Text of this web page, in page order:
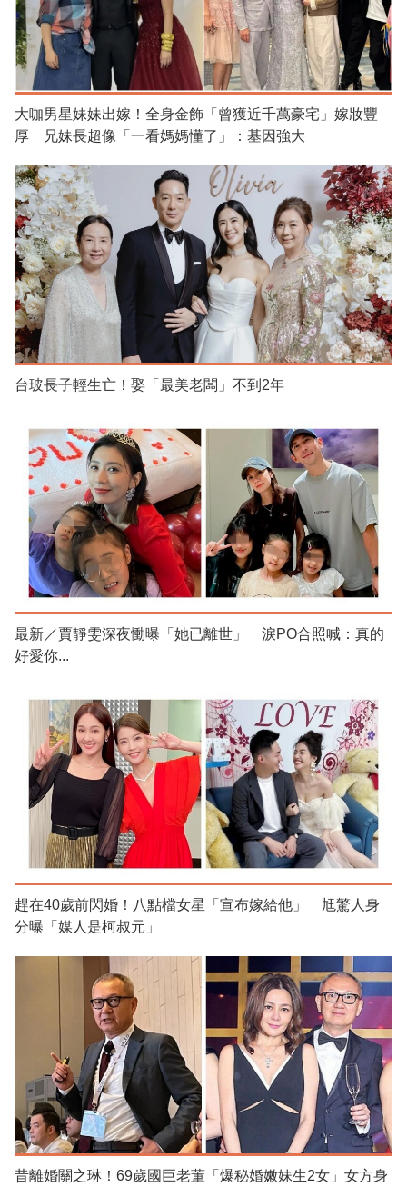
大咖男星妹妹出嫁！全身金飾「曾獲近千萬豪宅」嫁妝豐
厚 兄妹長超像「一看媽媽懂了」：基因強大
台玻長子輕生亡！娶「最美老闆」不到2年
最新／賈靜雯深夜慟曝「她已離世」 淚PO合照喊：真的
好愛你...
趕在40歲前閃婚！八點檔女星「宣布嫁給他」 尪驚人身
分曝「媒人是柯叔元」
昔離婚關之琳！69歲國巨老董「爆秘婚嫩妹生2女」女方身